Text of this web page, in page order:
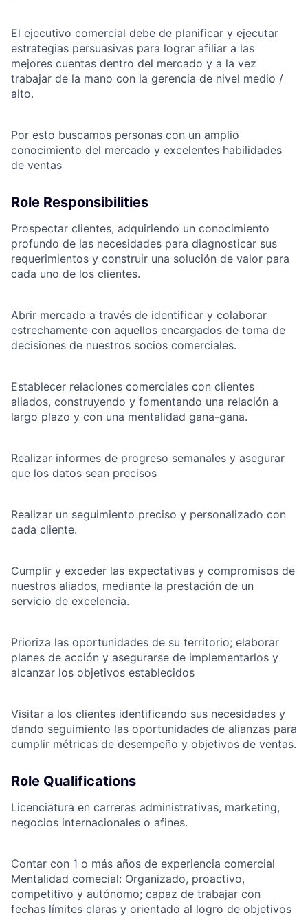
El ejecutivo comercial debe de planificar y ejecutar
estrategias persuasivas para lograr afiliar a las
mejores cuentas dentro del mercado y a la vez
trabajar de la mano con la gerencia de nivel medio /
alto.
Por esto buscamos personas con un amplio
conocimiento del mercado y excelentes habilidades
de ventas
Role Responsibilities
Prospectar clientes, adquiriendo un conocimiento
profundo de las necesidades para diagnosticar sus
requerimientos y construir una solución de valor para
cada uno de los clientes.
Abrir mercado a través de identificar y colaborar
estrechamente con aquellos encargados de toma de
decisiones de nuestros socios comerciales.
Establecer relaciones comerciales con clientes
aliados, construyendo y fomentando una relación a
largo plazo y con una mentalidad gana-gana.
Realizar informes de progreso semanales y asegurar
que los datos sean precisos
Realizar un seguimiento preciso y personalizado con
cada cliente.
Cumplir y exceder las expectativas y compromisos de
nuestros aliados, mediante la prestación de un
servicio de excelencia.
Prioriza las oportunidades de su territorio; elaborar
planes de acción y asegurarse de implementarlos y
alcanzar los objetivos establecidos
Visitar a los clientes identificando sus necesidades y
dando seguimiento las oportunidades de alianzas para
cumplir métricas de desempeño y objetivos de ventas.
Role Qualifications
Licenciatura en carreras administrativas, marketing,
negocios internacionales o afines.
Contar con 1 o más años de experiencia comercial
Mentalidad comecial: Organizado, proactivo,
competitivo y autónomo; capaz de trabajar con
fechas límites claras y orientado al logro de objetivos